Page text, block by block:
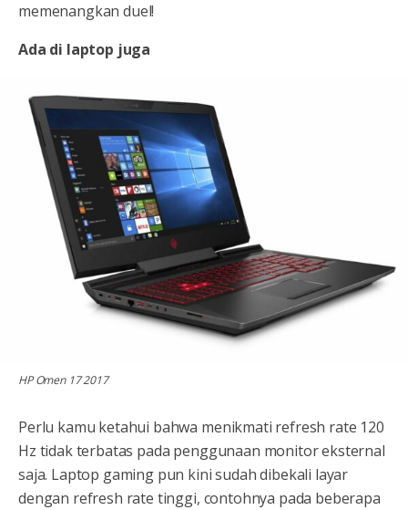
memenangkan duel!
Ada di laptop juga
HP Omen 17 2017
Perlu kamu ketahui bahwa menikmati refresh rate 120
Hz tidak terbatas pada penggunaan monitor eksternal
saja. Laptop gaming pun kini sudah dibekali layar
dengan refresh rate tinggi, contohnya pada beberapa